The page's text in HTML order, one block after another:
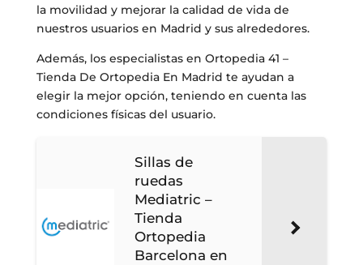
la movilidad y mejorar la calidad de vida de
nuestros usuarios en Madrid y sus alrededores.
Además, los especialistas en Ortopedia 41 –
Tienda De Ortopedia En Madrid te ayudan a
elegir la mejor opción, teniendo en cuenta las
condiciones físicas del usuario.
Sillas de
ruedas
Mediatric –
Tienda
Ortopedia
Barcelona en